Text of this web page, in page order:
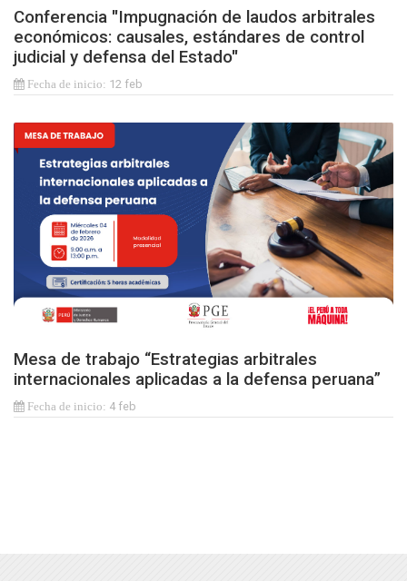
Conferencia "Impugnación de laudos arbitrales
económicos: causales, estándares de control
judicial y defensa del Estado"
12 feb
Mesa de trabajo “Estrategias arbitrales
internacionales aplicadas a la defensa peruana”
4 feb